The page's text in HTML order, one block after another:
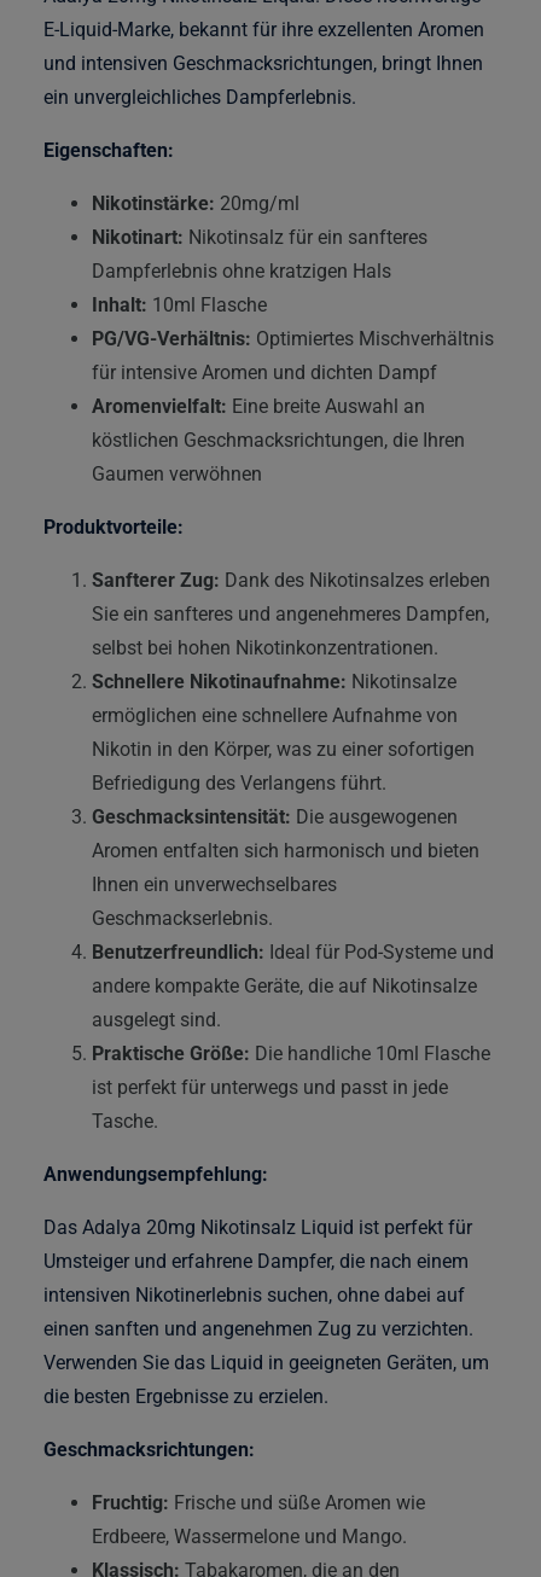
E-Liquid-Marke, bekannt für ihre exzellenten Aromen
und intensiven Geschmacksrichtungen, bringt Ihnen
ein unvergleichliches Dampferlebnis.
Eigenschaften:
Nikotinstärke: 20mg/ml
Nikotinart: Nikotinsalz für ein sanfteres
Dampferlebnis ohne kratzigen Hals
Inhalt: 10ml Flasche
PG/VG-Verhältnis: Optimiertes Mischverhältnis
für intensive Aromen und dichten Dampf
Aromenvielfalt: Eine breite Auswahl an
köstlichen Geschmacksrichtungen, die Ihren
Gaumen verwöhnen
Produktvorteile:
Sanfterer Zug: Dank des Nikotinsalzes erleben
Sie ein sanfteres und angenehmeres Dampfen,
selbst bei hohen Nikotinkonzentrationen.
Schnellere Nikotinaufnahme: Nikotinsalze
ermöglichen eine schnellere Aufnahme von
Nikotin in den Körper, was zu einer sofortigen
Befriedigung des Verlangens führt.
Geschmacksintensität: Die ausgewogenen
Aromen entfalten sich harmonisch und bieten
Ihnen ein unverwechselbares
Geschmackserlebnis.
Benutzerfreundlich: Ideal für Pod-Systeme und
andere kompakte Geräte, die auf Nikotinsalze
ausgelegt sind.
Praktische Größe: Die handliche 10ml Flasche
ist perfekt für unterwegs und passt in jede
Tasche.
Anwendungsempfehlung:
Das Adalya 20mg Nikotinsalz Liquid ist perfekt für
Umsteiger und erfahrene Dampfer, die nach einem
intensiven Nikotinerlebnis suchen, ohne dabei auf
einen sanften und angenehmen Zug zu verzichten.
Verwenden Sie das Liquid in geeigneten Geräten, um
die besten Ergebnisse zu erzielen.
Geschmacksrichtungen:
Fruchtig: Frische und süße Aromen wie
Erdbeere, Wassermelone und Mango.
Klassisch: Tabakaromen, die an den